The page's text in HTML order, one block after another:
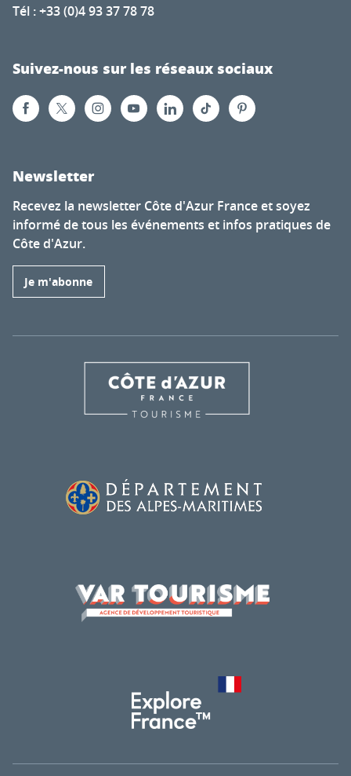
Tél : +33 (0)4 93 37 78 78
Suivez-nous sur les réseaux sociaux
Newsletter
Recevez la newsletter Côte d'Azur France et soyez
informé de tous les événements et infos pratiques de
Côte d'Azur.
Je m'abonne